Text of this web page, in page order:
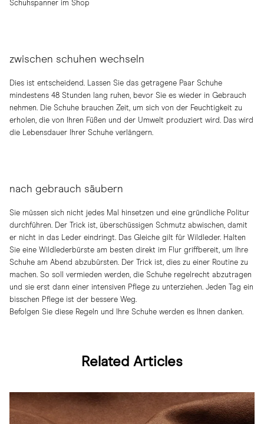
Schuhspanner im Shop
zwischen schuhen wechseln
Dies ist entscheidend. Lassen Sie das getragene Paar Schuhe
mindestens 48 Stunden lang ruhen, bevor Sie es wieder in Gebrauch
nehmen. Die Schuhe brauchen Zeit, um sich von der Feuchtigkeit zu
erholen, die von Ihren Füßen und der Umwelt produziert wird. Das wird
die Lebensdauer Ihrer Schuhe verlängern.
nach gebrauch säubern
Sie müssen sich nicht jedes Mal hinsetzen und eine gründliche Politur
durchführen. Der Trick ist, überschüssigen Schmutz abwischen, damit
er nicht in das Leder eindringt. Das Gleiche gilt für Wildleder. Halten
Sie eine Wildlederbürste am besten direkt im Flur griffbereit, um Ihre
Schuhe am Abend abzubürsten. Der Trick ist, dies zu einer Routine zu
machen. So soll vermieden werden, die Schuhe regelrecht abzutragen
und sie erst dann einer intensiven Pflege zu unterziehen. Jeden Tag ein
bisschen Pflege ist der bessere Weg.
Befolgen Sie diese Regeln und Ihre Schuhe werden es Ihnen danken.
Related Articles